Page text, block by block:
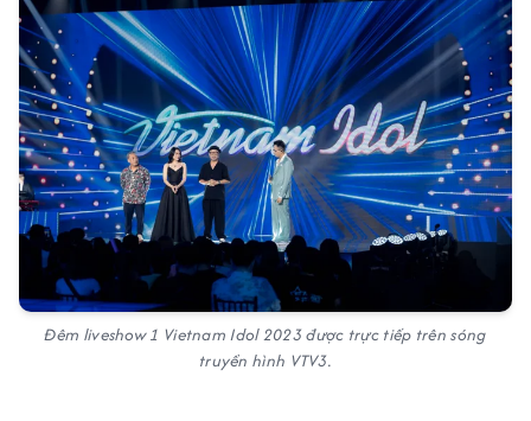
Đêm liveshow 1 Vietnam Idol 2023 được trực tiếp trên sóng
truyền hình VTV3.